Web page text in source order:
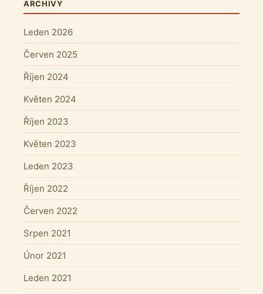
ARCHIVY
Leden 2026
Červen 2025
Říjen 2024
Květen 2024
Říjen 2023
Květen 2023
Leden 2023
Říjen 2022
Červen 2022
Srpen 2021
Únor 2021
Leden 2021